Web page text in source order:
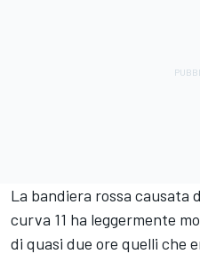
La bandiera rossa causata
curva 11 ha leggermente
di quasi due ore quelli che